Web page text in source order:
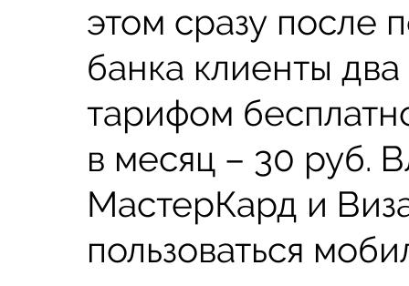
этом сразу после
банка клиенты
тарифом
в месяц – 30 руб.
МастерКард и
пользоваться